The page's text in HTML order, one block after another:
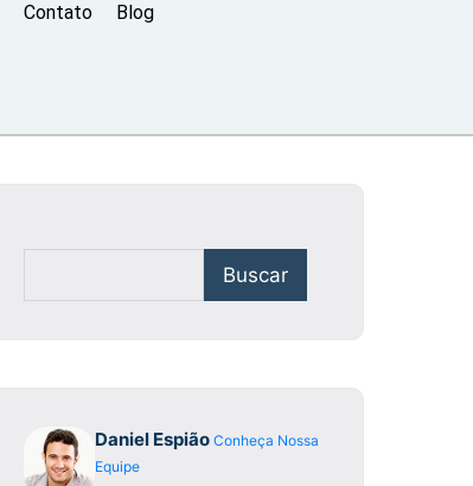
Contato Blog
Buscar
Daniel Espião Conheça Nossa
Equipe